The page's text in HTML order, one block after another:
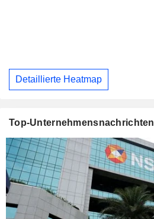
Detaillierte Heatmap
Top-Unternehmensnachrichten